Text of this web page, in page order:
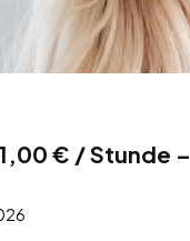
€ / Stunde –